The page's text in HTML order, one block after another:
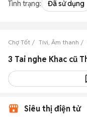
Tình trạng: Đã sử dụng
Chợ Tốt Tivi, Âm thanh
Siêu thị điện tử